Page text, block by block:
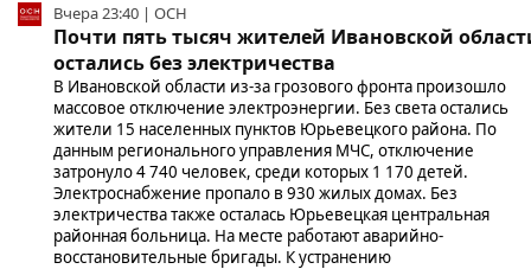
Вчера 23:40 | ОСН
Почти пять тысяч жителей Ивановской
остались без электричества
В Ивановской области из-за грозового фронта произошло
массовое отключение электроэнергии. Без света остались
жители 15 населенных пунктов Юрьевецкого района. По
данным регионального управления МЧС, отключение
затронуло 4 740 человек, среди которых 1 170 детей.
Электроснабжение пропало в 930 жилых домах. Без
электричества также осталась Юрьевецкая центральная
районная больница. На месте работают аварийно-
восстановительные бригады. К устранению